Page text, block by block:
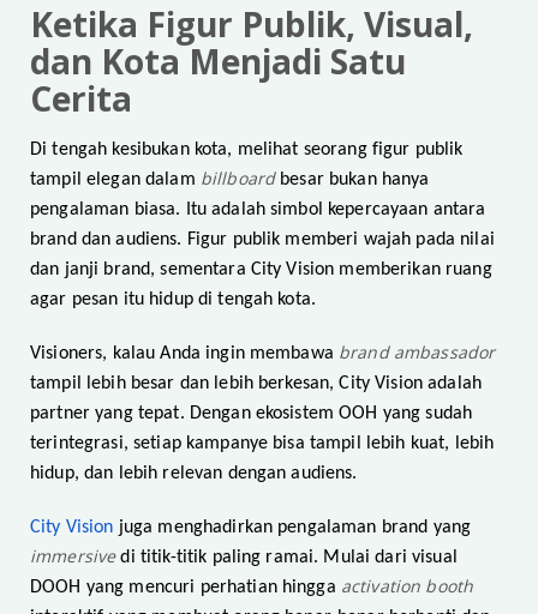
Ketika Figur Publik, Visual,
dan Kota Menjadi Satu
Cerita
Di tengah kesibukan kota, melihat seorang figur publik
tampil elegan dalam billboardbesar bukan hanya
pengalaman biasa. Itu adalah simbol kepercayaan antara
brand dan audiens. Figur publik memberi wajah pada nilai
dan janji brand, sementara City Vision memberikan ruang
agar pesan itu hidup di tengah kota.
Visioners, kalau Anda ingin membawa brand ambassador
tampil lebih besar dan lebih berkesan, City Vision adalah
partner yang tepat. Dengan ekosistem OOH yang sudah
terintegrasi, setiap kampanye bisa tampil lebih kuat, lebih
hidup, dan lebih relevan dengan audiens.
City Vision juga menghadirkan pengalaman brand yang
immersivedi titik-titik paling ramai. Mulai dari visual
DOOH yang mencuri perhatian hingga activation booth